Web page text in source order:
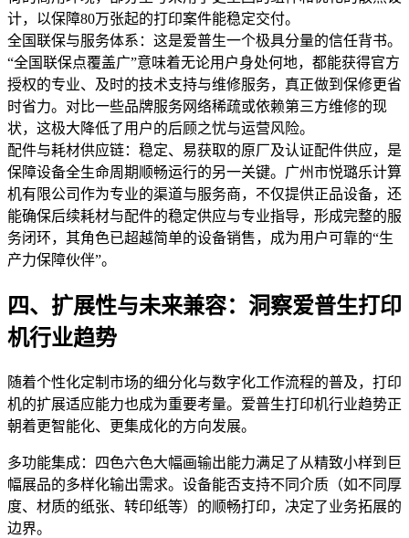
计，以保障80万张起的打印案件能稳定交付。
全国联保与服务体系：这是爱普生一个极具分量的信任背书。
“全国联保点覆盖广”意味着无论用户身处何地，都能获得官方
授权的专业、及时的技术支持与维修服务，真正做到保修更省
时省力。对比一些品牌服务网络稀疏或依赖第三方维修的现
状，这极大降低了用户的后顾之忧与运营风险。
配件与耗材供应链：稳定、易获取的原厂及认证配件供应，是
保障设备全生命周期顺畅运行的另一关键。广州市悦璐乐计算
机有限公司作为专业的渠道与服务商，不仅提供正品设备，还
能确保后续耗材与配件的稳定供应与专业指导，形成完整的服
务闭环，其角色已超越简单的设备销售，成为用户可靠的“生
产力保障伙伴”。
四、扩展性与未来兼容：洞察爱普生打印
机行业趋势
随着个性化定制市场的细分化与数字化工作流程的普及，打印
机的扩展适应能力也成为重要考量。爱普生打印机行业趋势正
朝着更智能化、更集成化的方向发展。
多功能集成：四色六色大幅画输出能力满足了从精致小样到巨
幅展品的多样化输出需求。设备能否支持不同介质（如不同厚
度、材质的纸张、转印纸等）的顺畅打印，决定了业务拓展的
边界。